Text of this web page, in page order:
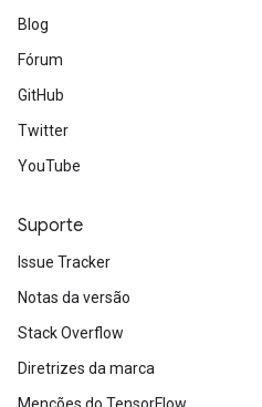
Blog
Fórum
GitHub
Twitter
YouTube
Suporte
Issue Tracker
Notas da versão
Stack Overflow
Diretrizes da marca